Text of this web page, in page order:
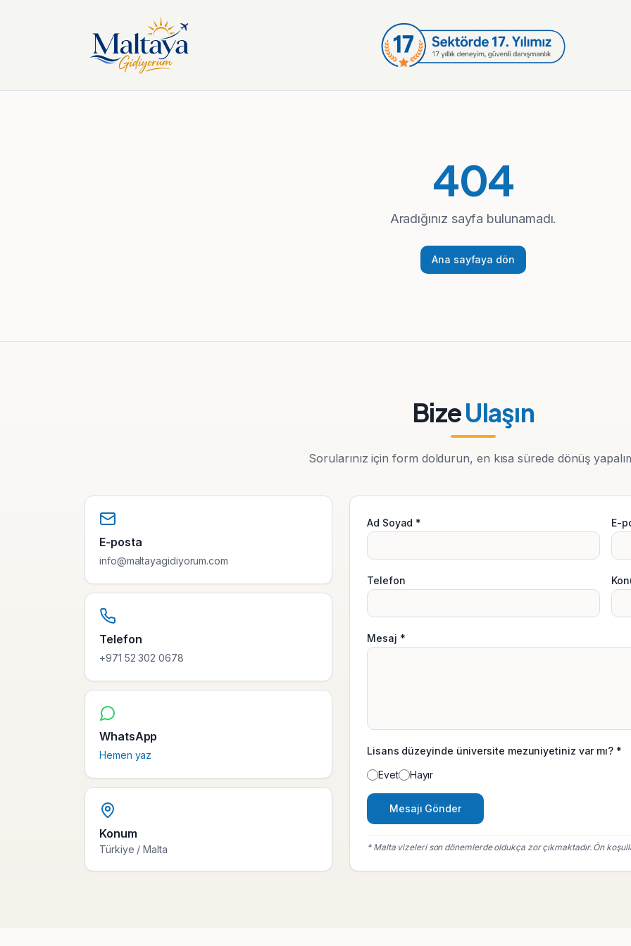
404
Aradığınız sayfa bulunamadı.
Ana sayfaya dön
BizeUlaşın
Sorularınız için form doldurun, en kısa sürede dönüş
E-posta
info@maltayagidiyorum.com
Telefon
+971 52 302 0678
WhatsApp
Hemen yaz
Konum
Türkiye / Malta
Ad Soyad * E-
Telefon
Mesaj *
Lisans düzeyinde üniversite mezuniyetiniz var mı? *
Evet
Hayır
Mesajı Gönder
* Malta vizeleri son dönemlerde oldukça zor çıkmaktadır. Ön